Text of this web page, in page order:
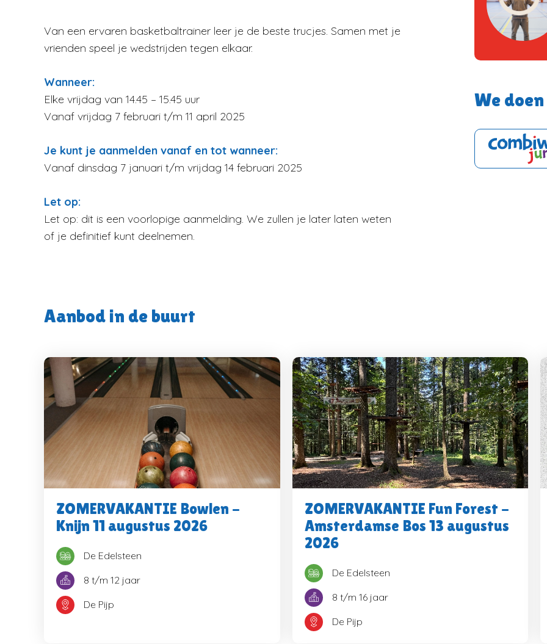
Verder kijken Naar
Van een ervaren basketbaltrainer leer je de beste trucjes. Samen met je
vrienden speel je wedstrijden tegen elkaar.
Wanneer:
Elke vrijdag van 14.45 – 15.45 uur
Vanaf vrijdag 7 februari t/m 11 april 2025
Je kunt je aanmelden vanaf en tot wanneer:
Vanaf dinsdag 7 januari t/m vrijdag 14 februari 2025
Let op:
Let op: dit is een voorlopige aanmelding. We zullen je later laten weten
of je definitief kunt deelnemen.
We
Aanbod in de buurt
ZOMERVAKANTIE Bowlen -
Knijn 11 augustus 2026
De Edelsteen
8 t/m 12 jaar
De Pijp
ZOMERVAKANTIE Fun Forest -
Amsterdamse Bos 13 augustus
2026
De Edelsteen
8 t/m 16 jaar
De Pijp